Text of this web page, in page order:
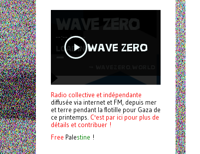
Radio collective et indépendante
diffusée via internet et FM, depuis mer
et terre pendant la flotille pour Gaza de
ce printemps. C'est par ici pour plus de
détails et contribuer !
Free Palestine !